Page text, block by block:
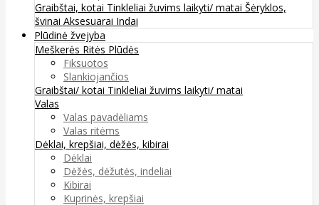
Graibštai, kotai Tinkleliai žuvims laikyti/ matai Šėryklos,
švinai Aksesuarai Indai
Plūdinė žvejyba
Meškerės Ritės Plūdės
Fiksuotos
Slankiojančios
Graibštai/ kotai Tinkleliai žuvims laikyti/ matai
Valas
Valas pavadėliams
Valas ritėms
Dėklai, krepšiai, dėžės, kibirai
Dėklai
Dėžės, dėžutės, indeliai
Kibirai
Kuprinės, krepšiai